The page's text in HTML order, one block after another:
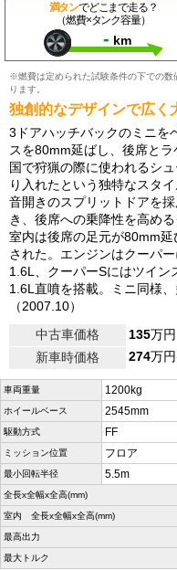
満タンでどこまで走る？
（燃費×タンク容量）
- km
※燃費は定められた試験条件の下での数
ります。
独創的なデザインで広く
3ドアハッチバックのミニを
スを80mm延ばし、後席と
国で狩猟の際に使われるシ
り入れたという独特なスタ
音開きのスプリットドアを
き、後席への乗降性を高め
室内は後席の足元が80mm
された。エンジンはクーパ
1.6L、クーパーSにはツイ
1.6L直噴を搭載。ミニ同様
（2007.10）
中古車価格
135万円
新車時価格
274万
車両重量 1200kg
ホイールベース 2545mm
駆動方式 FF
ミッション位置 フロア
最小回転半径 5.5m
全長x全幅x全高(mm)
室内 全長x全幅x全高(mm)
最高出力
最大トルク